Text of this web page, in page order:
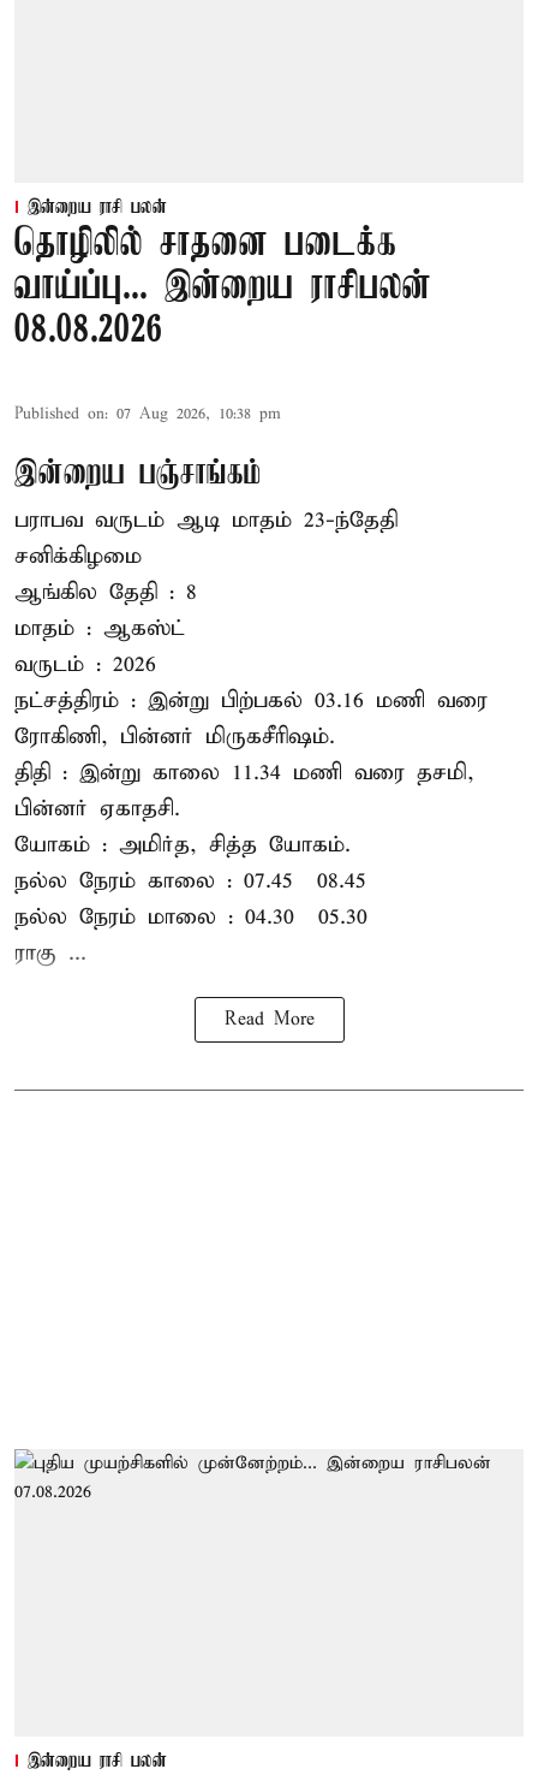
இன்றைய ராசி பலன்
தொழிலில் சாதனை படைக்க
வாய்ப்பு... இன்றைய ராசிபலன்
08.08.2026
Published on: 07 Aug 2026, 10:38 pm
இன்றைய பஞ்சாங்கம்
பராபவ வருடம் ஆடி மாதம் 23-ந்தேதி
சனிக்கிழமை
ஆங்கில தேதி : 8
மாதம் : ஆகஸ்ட்
வருடம் : 2026
நட்சத்திரம் : இன்று பிற்பகல் 03.16 மணி வரை
ரோகிணி, பின்னர் மிருகசீரிஷம்.
திதி : இன்று காலை 11.34 மணி வரை தசமி,
பின்னர் ஏகாதசி.
யோகம் : அமிர்த, சித்த யோகம்.
நல்ல நேரம் காலை : 07.45 – 08.45
நல்ல நேரம் மாலை : 04.30 – 05.30
ராகு ...
Read More
இன்றைய ராசி பலன்